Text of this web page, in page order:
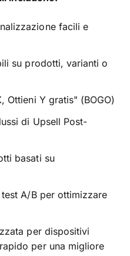
facili e
su prodotti, varianti o
Ottieni Y gratis" (BOGO)
di Upsell Post-
basati su
A/B per ottimizzare
per dispositivi
per una migliore